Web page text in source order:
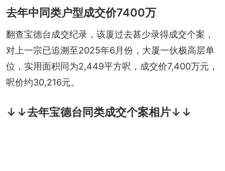
去年中同类户型成交价7400万
翻查宝德台成交纪录，该厦过去甚少录得成交个案，
对上一宗已追溯至2025年6月份，大厦一伙极高层单
位，实用面积同为2,449平方呎，成交价7,400万元，
呎价约30,216元。
↓↓去年宝德台同类成交个案相片↓↓